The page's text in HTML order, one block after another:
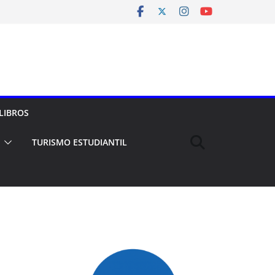
LIBROS
TURISMO ESTUDIANTIL